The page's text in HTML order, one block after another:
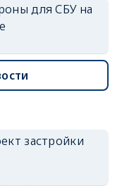
для СБУ на
застройки